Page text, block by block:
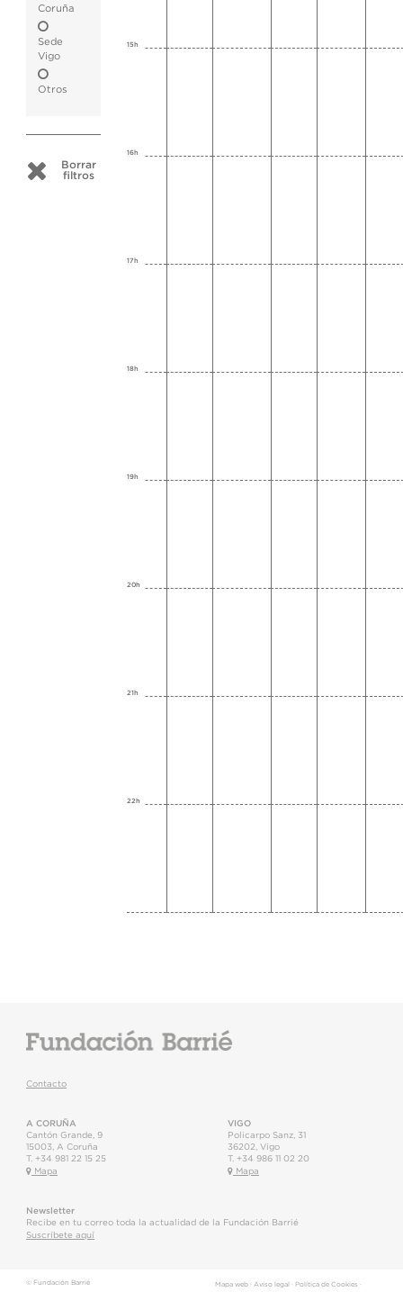
Coruña
Sede
Vigo
Otros
Borrar
filtros
15h
16h
17h
18h
19h
20h
21h
22h
Contacto
A CORUÑA
Cantón Grande, 9
15003
A Coruña
T. +34 981 22 15 25
Mapa
VIGO
Policarpo Sanz, 31
36202 Vigo
T. +34 986 11 02 20
Mapa
Newsletter
Recibe en tu correo toda la actualidad de la Fundación Barrié
Suscríbete aquí
© Fundación Barrié Mapa web· Aviso legal · Política de Cookies ·